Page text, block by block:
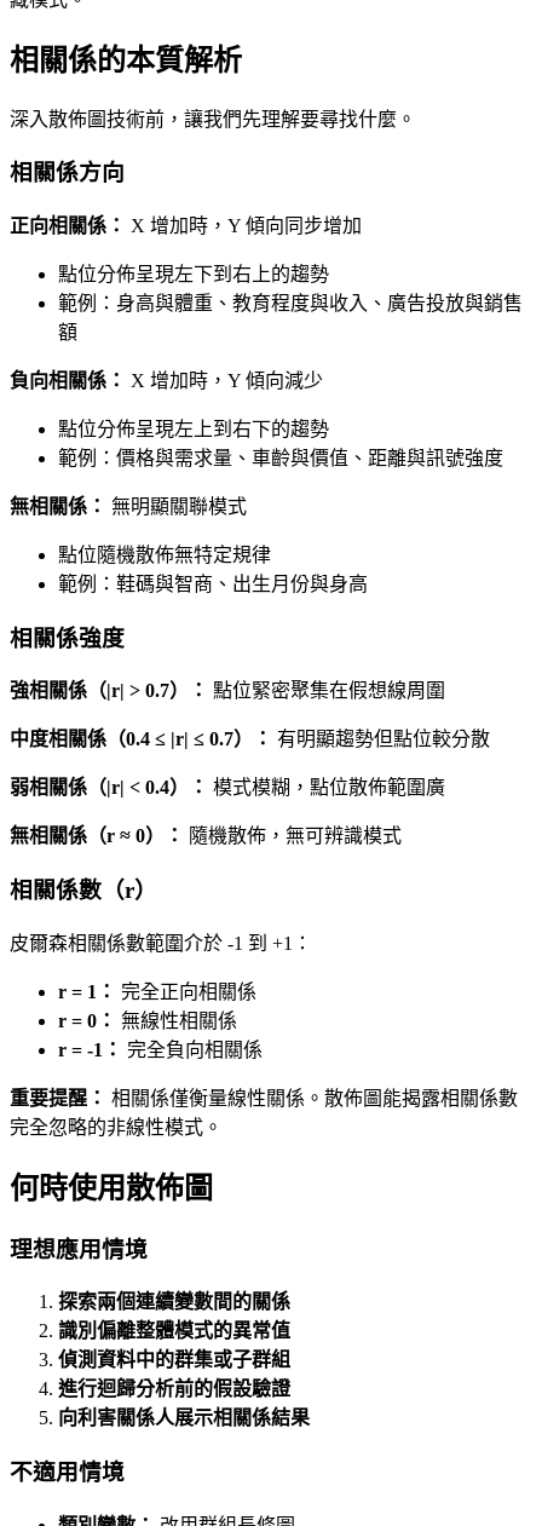
相關係的本質解析
深入散佈圖技術前，讓我們先理解要尋找什麼。
相關係方向
正向相關係： X 增加時，Y 傾向同步增加
點位分佈呈現左下到右上的趨勢
範例：身高與體重、教育程度與收入、廣告投放與銷售
額
負向相關係： X 增加時，Y 傾向減少
點位分佈呈現左上到右下的趨勢
範例：價格與需求量、車齡與價值、距離與訊號強度
無相關係： 無明顯關聯模式
點位隨機散佈無特定規律
範例：鞋碼與智商、出生月份與身高
相關係強度
強相關係（|r| > 0.7）： 點位緊密聚集在假想線周圍
中度相關係（0.4 ≤ |r| ≤ 0.7）： 有明顯趨勢但點位較分散
弱相關係（|r| < 0.4）： 模式模糊，點位散佈範圍廣
無相關係（r ≈ 0）： 隨機散佈，無可辨識模式
相關係數（r）
皮爾森相關係數範圍介於 -1 到 +1：
r = 1： 完全正向相關係
r = 0： 無線性相關係
r = -1： 完全負向相關係
重要提醒： 相關係僅衡量線性關係。散佈圖能揭露相關係數
完全忽略的非線性模式。
何時使用散佈圖
理想應用情境
探索兩個連續變數間的關係
識別偏離整體模式的異常值
偵測資料中的群集或子群組
進行迴歸分析前的假設驗證
向利害關係人展示相關係結果
不適用情境